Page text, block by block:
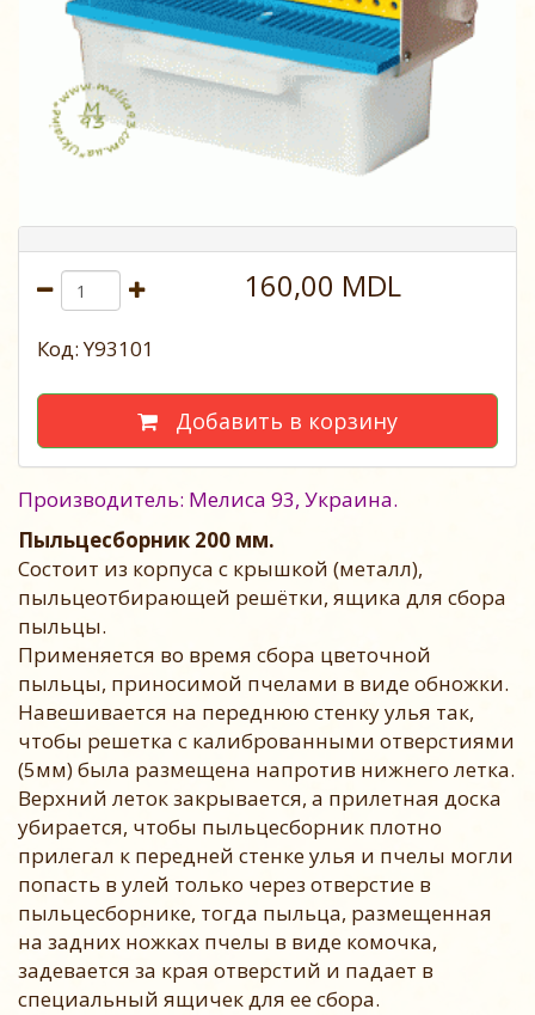
160,00 MDL
Код: Y93101
Добавить в корзину
Производитель: Мелиса 93, Украина.
Пыльцесборник 200 мм.
Состоит из корпуса с крышкой (металл),
пыльцеотбирающей решётки, ящика для сбора
пыльцы.
Применяется во время сбора цветочной
пыльцы, приносимой пчелами в виде обножки.
Навешивается на переднюю стенку улья так,
чтобы решетка с калиброванными отверстиями
(5мм) была размещена напротив нижнего летка.
Верхний леток закрывается, а прилетная доска
убирается, чтобы пыльцесборник плотно
прилегал к передней стенке улья и пчелы могли
попасть в улей только через отверстие в
пыльцесборнике, тогда пыльца, размещенная
на задних ножках пчелы в виде комочка,
задевается за края отверстий и падает в
специальный ящичек для ее сбора.